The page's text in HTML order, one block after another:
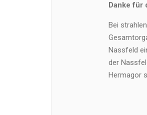
Danke für
Bei
Nassfeld
der
Hermagor